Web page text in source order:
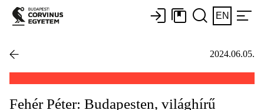
EN
2024.06.05.
Fehér Péter: Budapesten, világhírű